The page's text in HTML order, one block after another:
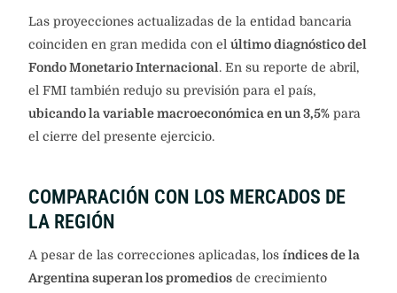
Las proyecciones actualizadas de la entidad bancaria
coinciden en gran medida con el último diagnóstico del
Fondo Monetario Internacional . En su reporte de abril,
el FMI también redujo su previsión para el país,
ubicando la variable macroeconómica en un 3,5% para
el cierre del presente ejercicio.
COMPARACIÓN CON LOS MERCADOS DE
LA REGIÓN
A pesar de las correcciones aplicadas, los índices de la
Argentina superan los promedios de crecimiento